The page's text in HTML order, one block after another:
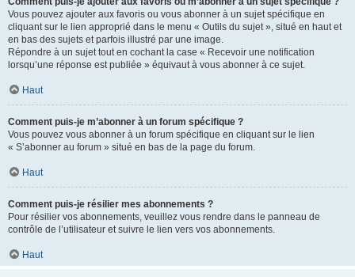
Vous pouvez ajouter aux favoris ou vous abonner à un sujet spécifique en
cliquant sur le lien approprié dans le menu « Outils du sujet », situé en haut et
en bas des sujets et parfois illustré par une image.
Répondre à un sujet tout en cochant la case « Recevoir une notification
lorsqu’une réponse est publiée » équivaut à vous abonner à ce sujet.
Haut
Comment puis-je m’abonner à un forum spécifique ?
Vous pouvez vous abonner à un forum spécifique en cliquant sur le lien
« S’abonner au forum » situé en bas de la page du forum.
Haut
Comment puis-je résilier mes abonnements ?
Pour résilier vos abonnements, veuillez vous rendre dans le panneau de
contrôle de l’utilisateur et suivre le lien vers vos abonnements.
Haut